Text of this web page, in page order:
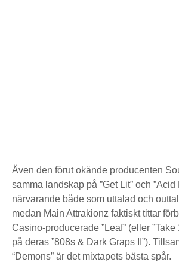
Även den förut okände producenten
samma landskap på ”Get Lit” och ”Acid
närvarande både som uttalad och
medan Main Attrakionz faktiskt tittar
Casino-producerade ”Leaf” (eller
på deras ”808s & Dark Graps II”).
“Demons” är det mixtapets bästa spår.